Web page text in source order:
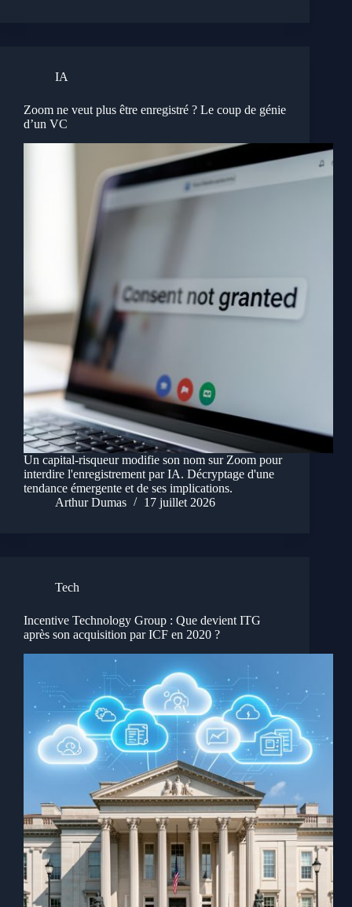
IA
Zoom ne veut plus être enregistré ? Le coup de génie
d’un VC
Un capital-risqueur modifie son nom sur Zoom pour
interdire l'enregistrement par IA. Décryptage d'une
tendance émergente et de ses implications.
Arthur Dumas
17 juillet 2026
Tech
Incentive Technology Group : Que devient ITG
après son acquisition par ICF en 2020 ?